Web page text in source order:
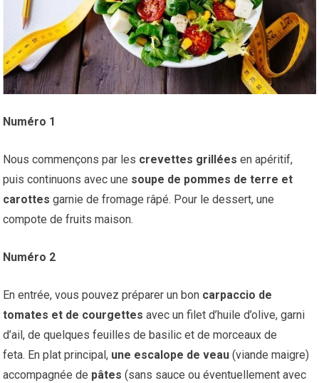
Numéro 1
Nous commençons par les crevettes grillées en apéritif,
puis continuons avec une soupe de pommes de terre et
carottes garnie de fromage râpé. Pour le dessert, une
compote de fruits maison.
Numéro 2
En entrée, vous pouvez préparer un bon carpaccio de
tomates et de courgettes avec un filet d’huile d’olive, garni
d’ail, de quelques feuilles de basilic et de morceaux de
feta. En plat principal, une escalope de veau (viande maigre)
accompagnée de pâtes (sans sauce ou éventuellement avec